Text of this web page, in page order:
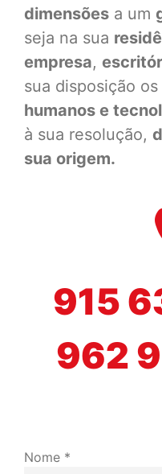
dimensões a um
seja na sua
empresa,
sua disposição os
humanos e
à sua resolução,
sua origem.
915
962
Nome *